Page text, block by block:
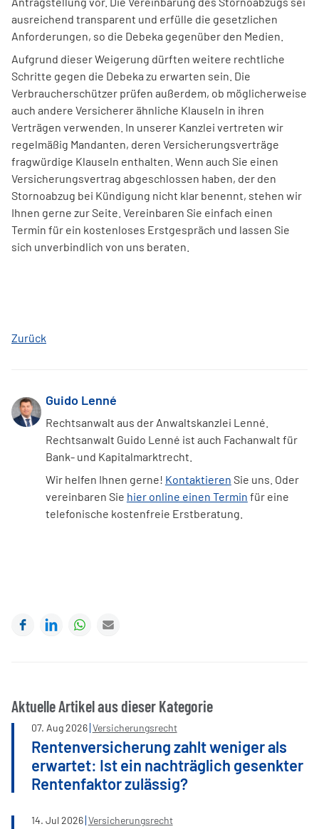
ausreichend transparent und erfülle die gesetzlichen
Anforderungen, so die Debeka gegenüber den Medien.
Aufgrund dieser Weigerung dürften weitere rechtliche
Schritte gegen die Debeka zu erwarten sein. Die
Verbraucherschützer prüfen außerdem, ob möglicherweise
auch andere Versicherer ähnliche Klauseln in ihren
Verträgen verwenden. In unserer Kanzlei vertreten wir
regelmäßig Mandanten, deren Versicherungsverträge
fragwürdige Klauseln enthalten. Wenn auch Sie einen
Versicherungsvertrag abgeschlossen haben, der den
Stornoabzug bei Kündigung nicht klar benennt, stehen wir
Ihnen gerne zur Seite. Vereinbaren Sie einfach einen
Termin für ein kostenloses Erstgespräch und lassen Sie
sich unverbindlich von uns beraten.
Zurück
Guido Lenné
Rechtsanwalt aus der Anwaltskanzlei Lenné.
Rechtsanwalt Guido Lenné ist auch Fachanwalt für
Bank- und Kapitalmarktrecht.
Wir helfen Ihnen gerne! Kontaktieren Sie uns. Oder
vereinbaren Sie hier online einen Termin für eine
telefonische kostenfreie Erstberatung.
FacebookLinkedInWhatsApp
Aktuelle Artikel aus dieser Kategorie
07. Aug2026 Versicherungsrecht
Rentenversicherung zahlt weniger als
erwartet: Ist ein nachträglich gesenkter
Rentenfaktor zulässig?
14. Jul 2026 Versicherungsrecht